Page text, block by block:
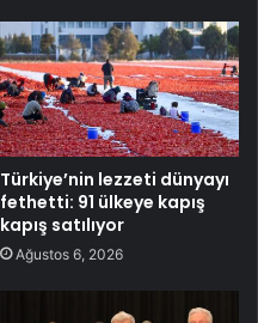
Türkiye’nin lezzeti dünyayı
fethetti: 91 ülkeye kapış
kapış satılıyor
Ağustos 6, 2026